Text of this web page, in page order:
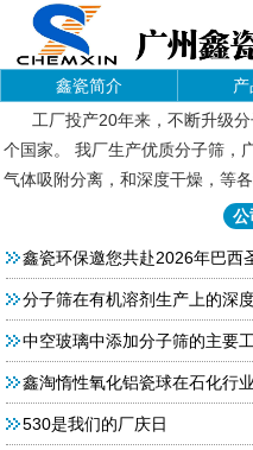
鑫瓷简介
工厂投产20年来，不断升级分
个国家。 我厂生产优质分子筛，
气体吸附分离，和深度干燥，等
公
鑫瓷环保邀您共赴2026年巴西
分子筛在有机溶剂生产上的深
中空玻璃中添加分子筛的主要
鑫淘惰性氧化铝瓷球在石化行
530是我们的厂庆日